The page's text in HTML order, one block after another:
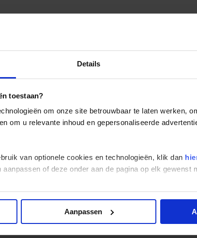
Details
toestaan?
om onze site betrouwbaar te laten werken,
om u relevante inhoud en gepersonaliseerde
van optionele cookies en technologieën, klik dan
of deze onder aan de pagina op elk gewenst
Aanpassen